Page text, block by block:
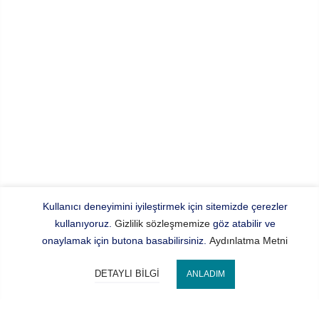
Kullanıcı deneyimini iyileştirmek için sitemizde çerezler
kullanıyoruz. Gizlilik sözleşmemizegöz atabilir ve
onaylamak için butona basabilirsiniz. Aydınlatma Metni
DETAYLI BILGI ANLADIM